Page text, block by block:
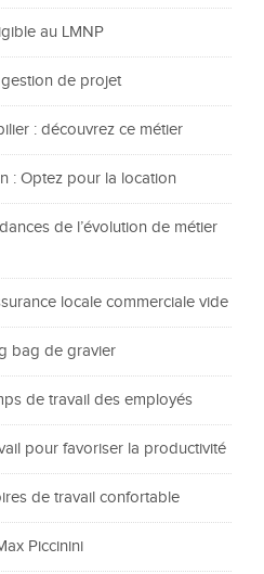
au LMNP
de projet
: découvrez ce métier
: Optez pour la location
de l’évolution de métier
locale commerciale vide
bag de gravier
de travail des employés
pour favoriser la productivité
de travail confortable
Piccinini